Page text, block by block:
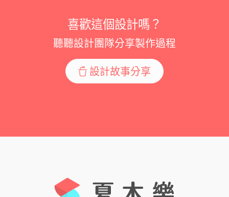
喜歡這個設計嗎？
聽聽設計團隊分享製作過程
設計故事分享